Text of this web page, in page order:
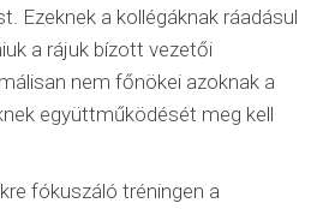
Ezeknek a kollégáknak ráadásul
a rájuk bízott vezetői
nem főnökei azoknak a
együttműködését meg kell
fókuszáló tréningen a